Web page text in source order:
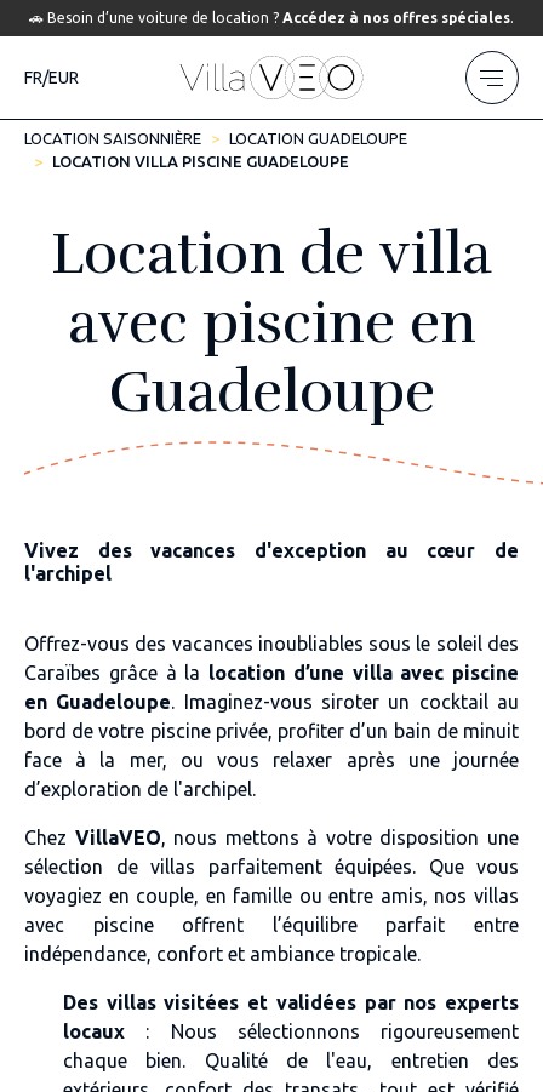
🚗 Besoin d’une voiture de location ? Accédez à nos offres spéciales.
FR/EUR
LOCATION SAISONNIÈRE
LOCATION GUADELOUPE
LOCATION VILLA PISCINE GUADELOUPE
Location de villa
avec piscine en
Guadeloupe
Vivez des vacances d'exception au cœur de
l'archipel
Offrez-vous des vacances inoubliables sous le soleil des
Caraïbes grâce à la location d’une villa avec piscine
en Guadeloupe. Imaginez-vous siroter un cocktail au
bord de votre piscine privée, profiter d’un bain de minuit
face à la mer, ou vous relaxer après une journée
d’exploration de l'archipel.
Chez VillaVEO, nous mettons à votre disposition une
sélection de villas parfaitement équipées. Que vous
voyagiez en couple, en famille ou entre amis, nos villas
avec piscine offrent l’équilibre parfait entre
indépendance, confort et ambiance tropicale.
Des villas visitées et validées par nos experts
locaux : Nous sélectionnons rigoureusement
chaque bien. Qualité de l'eau, entretien des